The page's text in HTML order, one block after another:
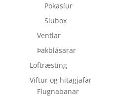
Pokasíur
Síubox
Ventlar
Þakblásarar
Loftræsting
Viftur og hitagjafar
Flugnabanar